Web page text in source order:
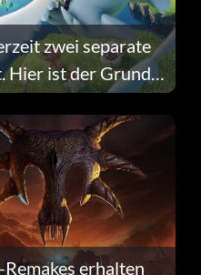
zwei separate
Hier ist der Grund
Remakes erhalten